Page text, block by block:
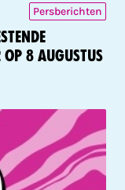
Persberichten
op 8 augustus